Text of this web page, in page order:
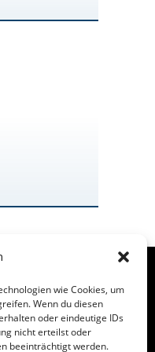
wie Cookies, um
Wenn du diesen
oder eindeutige IDs
nicht erteilst oder
beeinträchtigt werden.